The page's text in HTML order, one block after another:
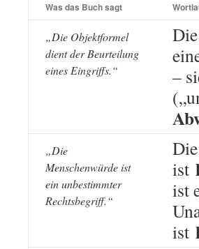
Was das Buch sagt
„Die Objektformel
dient der Beurteilung
eines Eingriffs.“
–
„Die
Menschenwürde ist
ein unbestimmter
Rechtsbegriff.“
ist
ist
ist